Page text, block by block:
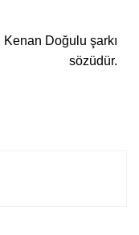
Kenan Doğulu şarkı
sözüdür.